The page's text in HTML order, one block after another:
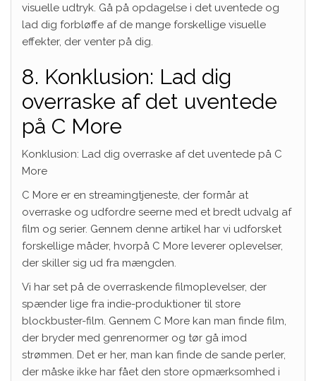
visuelle udtryk. Gå på opdagelse i det uventede og
lad dig forbløffe af de mange forskellige visuelle
effekter, der venter på dig.
8. Konklusion: Lad dig
overraske af det uventede
på C More
Konklusion: Lad dig overraske af det uventede på C
More
C More er en streamingtjeneste, der formår at
overraske og udfordre seerne med et bredt udvalg af
film og serier. Gennem denne artikel har vi udforsket
forskellige måder, hvorpå C More leverer oplevelser,
der skiller sig ud fra mængden.
Vi har set på de overraskende filmoplevelser, der
spænder lige fra indie-produktioner til store
blockbuster-film. Gennem C More kan man finde film,
der bryder med genrenormer og tør gå imod
strømmen. Det er her, man kan finde de sande perler,
der måske ikke har fået den store opmærksomhed i